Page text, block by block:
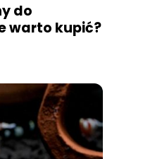
do
warto kupić?